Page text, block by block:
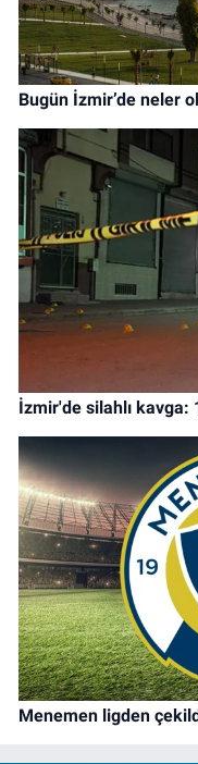
Bugün İzmir’de neler
İzmir'de silahlı kavga:
Menemen ligden